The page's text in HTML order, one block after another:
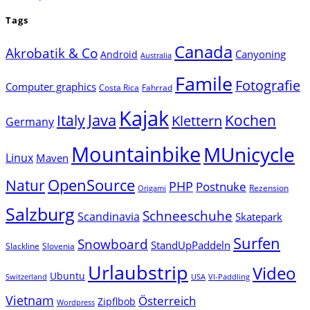
Tags
Akrobatik & Co Android Australia Canada Canyoning
Computer graphics Costa Rica Fahrrad Famile Fotografie
Germany Italy Java Kajak Klettern Kochen
Linux Maven MountainbikeMUnicycle
NaturOpenSource Origami PHP Postnuke Rezension
SalzburgScandinavia Schneeschuhe Skatepark
Slackline Slovenia Snowboard StandUpPaddeln Surfen
Switzerland Ubuntu Urlaubstrip USA VI-Paddling Video
Vietnam Wordpress Zipflbob Österreich